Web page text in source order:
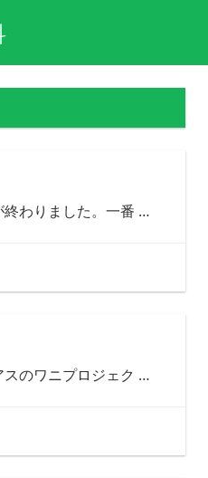
わりました。一番 …
のワニプロジェク …